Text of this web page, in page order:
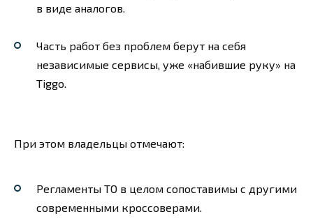
в виде аналогов.
Часть работ без проблем берут на себя
независимые сервисы, уже «набившие руку» на
Tiggo.
При этом владельцы отмечают:
Регламенты ТО в целом сопоставимы с другими
современными кроссоверами.